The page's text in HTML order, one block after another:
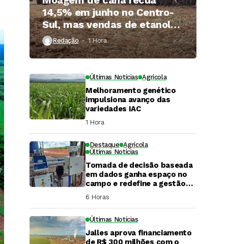
14,5% em junho no Centro-
Sul, mas vendas de etanol
superam 3 bilhões de litros
Redação 1 Hora ⁮
Últimas Notícias Agrícola
Melhoramento genético
impulsiona avanço das
variedades IAC
1 Hora ⁮
Destaque Agrícola
Últimas Notícias
Tomada de decisão baseada
em dados ganha espaço no
campo e redefine a gestão
hídrica das propriedades
rurais
6 Horas ⁮
Últimas Notícias
Jalles aprova financiamento
de R$ 300 milhões com o
DaCana Cast